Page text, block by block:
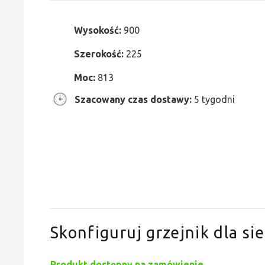
Wysokość: 900
Szerokość: 225
Moc: 813
Szacowany czas dostawy: 5 tygodni
Skonfiguruj grzejnik dla